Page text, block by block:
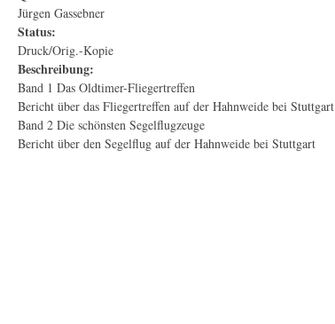
Jürgen Gassebner
Status:
Druck/Orig.-Kopie
Beschreibung:
Band 1 Das Oldtimer-Fliegertreffen
Bericht über das Fliegertreffen auf der Hahnweide bei Stuttgart
Band 2 Die schönsten Segelflugzeuge
Bericht über den Segelflug auf der Hahnweide bei Stuttgart